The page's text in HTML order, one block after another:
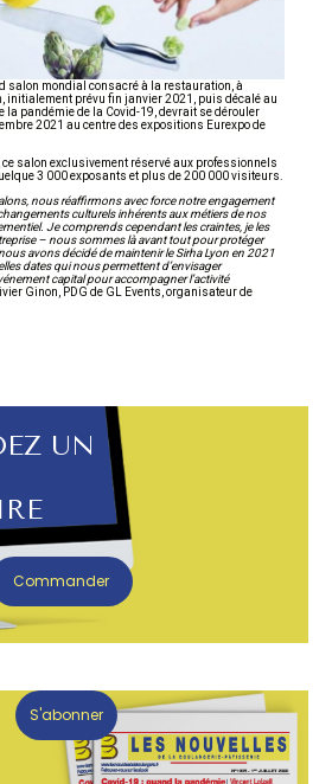
salon mondial consacré à la restauration, à
initialement prévu fin janvier 2021, puis décalé au
la pandémie de la Covid-19, devrait se dérouler
2021 au centre des expositions Eurexpo de
salon exclusivement réservé aux professionnels
3 000 exposants et plus de 200 000 visiteurs.
nous réaffirmons avec force notre engagement
culturels inhérents aux métiers de nos
Je comprends cependant les craintes, je les
– nous sommes là avant tout pour protéger
avons décidé de maintenir le Sirha Lyon en 2021
dates qui nous permettent d’envisager
capital pour accompagner l’activité
Ginon, PDG de GL Events, organisateur de
UN
Commander
S'abonner